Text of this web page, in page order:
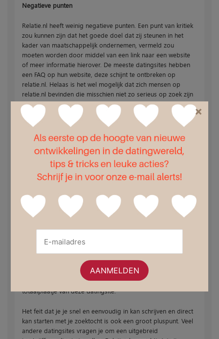
Negatieve punten
Relatie.nl heeft weinig negatieve punten. Een punt van kritiek
zou kunnen zijn dat het goede doel dat zij steunen in het
kader van maatschappelijk ondernemen, vermeld zou
moeten worden door middel van een link naar een website
of meer informatie hierover. De meeste datingsites hebben
een FAQ op hun website, deze schijnt te ontbreken op
relatie.nl. Helaas is het wel mogelijk dat zich mensen op
relatie.nl bevinden die misschien niet zo serieus op zoek zijn
naar een relatie. Omdat het niet nodig is om te betalen
wanneer je berichten wil versturen en het aanbod wil zien, is
die kans wel wat groter. Blijf daarom altijd op je hoede.
Relatie.nl waarschuwt je hier ook voor.
Positieve punten
Het grote voordeel van relatie.nl is dat zij gratis online dating
wel mogelijk maken. Hierin onderscheidt deze datingsite zich
voldoende om iemand te vinden en contact te leggen. Het
betaalde lidmaatschap biedt net wat meer voordelen, maar
uiterlijk van de website oogt netjes en professioneel. Voor
bezoekers is het zeker een fijne website om te bezoeken. De
datingtips die relatie.nl geeft zijn nuttig en vooral ook
pakkend geschreven, net als de andere teksten die hier te
lezen zijn. De foto’s op de website zijn van een goede
kwaliteit en leveren een positieve bijdrage aan het
totaalplaatje van deze datingsite.
Het feit dat je je snel en eenvoudig in kan schrijven en direct
kan starten met je zoektocht is ook een groot pluspunt. Veel
andere datingsites vragen je om een uitgebreid
×